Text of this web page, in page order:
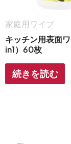
家庭用ワイプ
キッチン用表面
in1）60枚
続きを読む